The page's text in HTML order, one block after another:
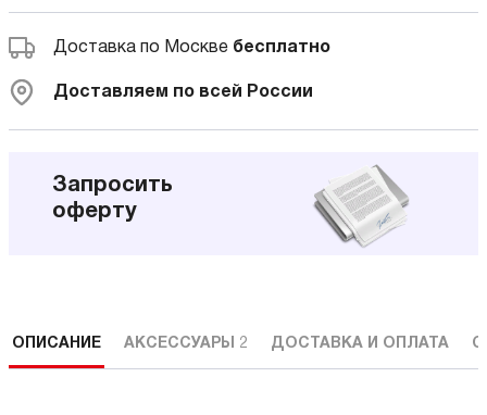
Доставка по Москве бесплатно
Доставляем по всей России
Запросить
оферту
ОПИСАНИЕ АКСЕССУАРЫ 2 ДОСТАВКА И ОПЛАТА